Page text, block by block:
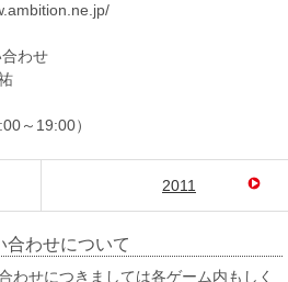
わせ
～19:00）
2011
合わせについて
わせにつきましては各ゲーム内もしく